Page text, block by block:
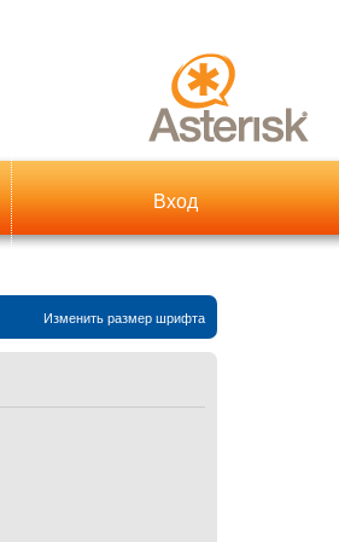
Вход
Изменить размер шрифта